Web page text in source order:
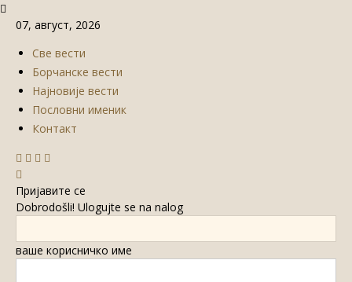
07, август, 2026
Све вести
Борчанске вести
Најновије вести
Пословни именик
Контакт
Пријавите се
Dobrodošli! Ulogujte se na nalog
ваше корисничко име